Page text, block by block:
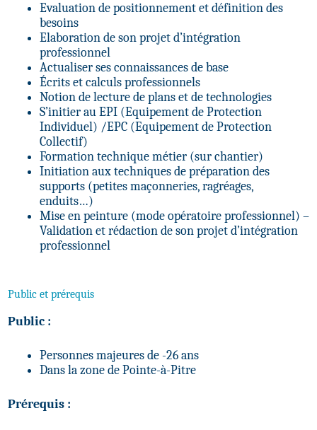
Evaluation de positionnement et définition des
besoins
Elaboration de son projet d’intégration
professionnel
Actualiser ses connaissances de base
Écrits et calculs professionnels
Notion de lecture de plans et de technologies
S’initier au EPI (Equipement de Protection
Individuel) /EPC (Equipement de Protection
Collectif)
Formation technique métier (sur chantier)
Initiation aux techniques de préparation des
supports (petites maçonneries, ragréages,
enduits…)
Mise en peinture (mode opératoire professionnel) –
Validation et rédaction de son projet d’intégration
professionnel
Public et prérequis
Public :
Personnes majeures de -26 ans
Dans la zone de Pointe-à-Pitre
Prérequis :